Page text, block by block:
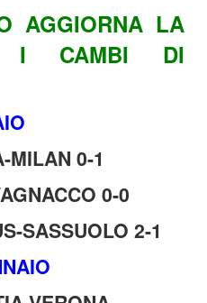
AGGIORNA LA
I CAMBI DI
MILAN 0-1
0-0
SASSUOLO 2-1